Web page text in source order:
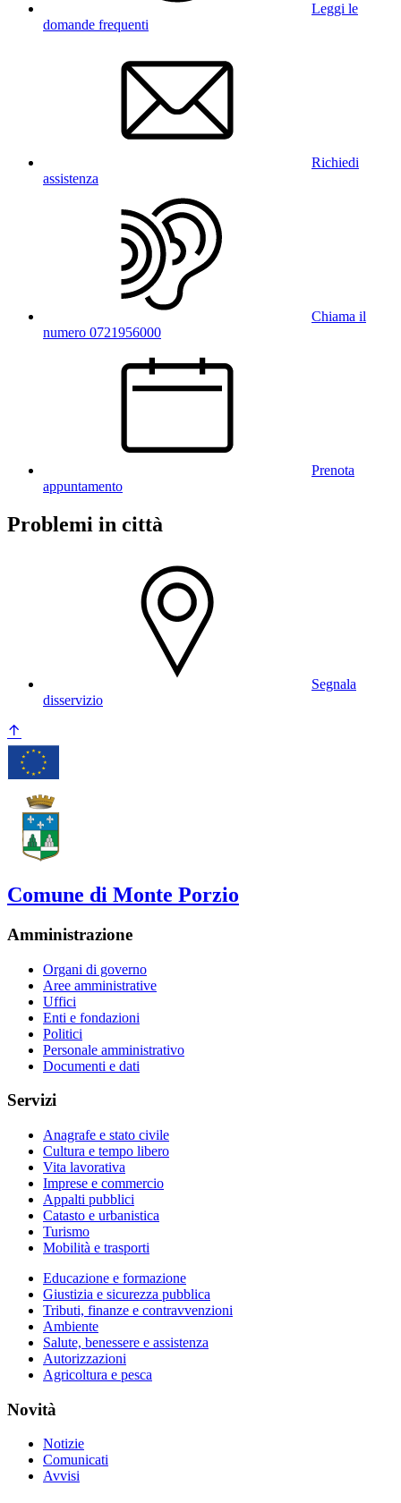
Leggi le
domande frequenti
Richiedi
assistenza
Chiama il
numero 0721956000
Prenota
appuntamento
Problemi in città
Segnala
disservizio
Comune di Monte Porzio
Amministrazione
Organi di governo
Aree amministrative
Uffici
Enti e fondazioni
Politici
Personale amministrativo
Documenti e dati
Servizi
Anagrafe e stato civile
Cultura e tempo libero
Vita lavorativa
Imprese e commercio
Appalti pubblici
Catasto e urbanistica
Turismo
Mobilità e trasporti
Educazione e formazione
Giustizia e sicurezza pubblica
Tributi, finanze e contravvenzioni
Ambiente
Salute, benessere e assistenza
Autorizzazioni
Agricoltura e pesca
Novità
Notizie
Comunicati
Avvisi